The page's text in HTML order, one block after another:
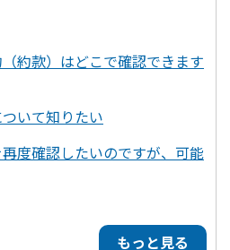
約款）はどこで確認できます
いて知りたい
度確認したいのですが、可能
もっと見る